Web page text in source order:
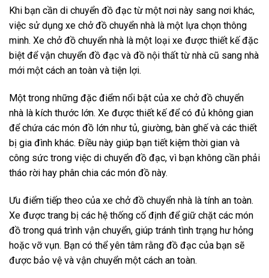
Khi bạn cần di chuyển đồ đạc từ một nơi này sang nơi khác,
việc sử dụng xe chở đồ chuyển nhà là một lựa chọn thông
minh. Xe chở đồ chuyển nhà là một loại xe được thiết kế đặc
biệt để vận chuyển đồ đạc và đồ nội thất từ nhà cũ sang nhà
mới một cách an toàn và tiện lợi.
Một trong những đặc điểm nổi bật của xe chở đồ chuyển
nhà là kích thước lớn. Xe được thiết kế để có đủ không gian
để chứa các món đồ lớn như tủ, giường, bàn ghế và các thiết
bị gia đình khác. Điều này giúp bạn tiết kiệm thời gian và
công sức trong việc di chuyển đồ đạc, vì bạn không cần phải
tháo rời hay phân chia các món đồ này.
Ưu điểm tiếp theo của xe chở đồ chuyển nhà là tính an toàn.
Xe được trang bị các hệ thống cố định để giữ chặt các món
đồ trong quá trình vận chuyển, giúp tránh tình trạng hư hỏng
hoặc vỡ vụn. Bạn có thể yên tâm rằng đồ đạc của bạn sẽ
được bảo vệ và vận chuyển một cách an toàn.